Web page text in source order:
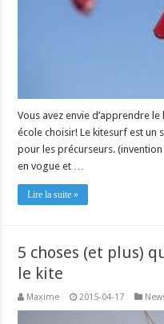
Vous avez envie d’apprendre
école choisir! Le kitesurf est un
pour les précurseurs.
en vogue et …
Lire la suite »
5 choses (et plus)
le kite
Maxime 2015-04-17